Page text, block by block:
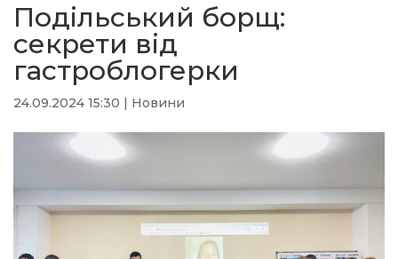
Подільський борщ:
секрети від
гастроблогерки
24.09.2024 15:30 Новини